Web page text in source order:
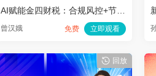
曾汉娥 免费 立即观看
回放